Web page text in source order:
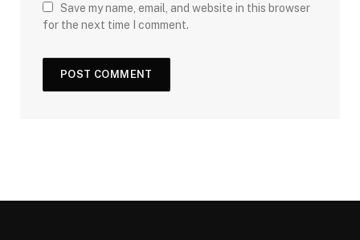
Save my name, email, and website in this browser
for the next time I comment.